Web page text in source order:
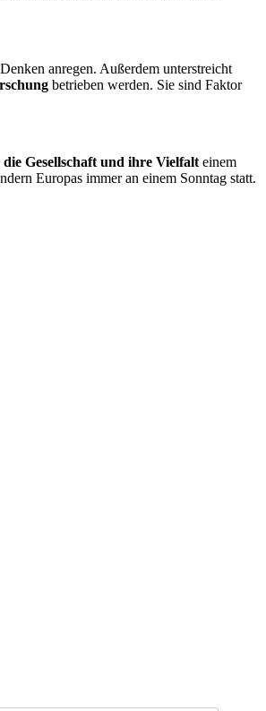
anregen. Außerdem unterstreicht
betrieben werden. Sie sind Faktor
Gesellschaft und ihre Vielfalt einem
Europas immer an einem Sonntag statt.